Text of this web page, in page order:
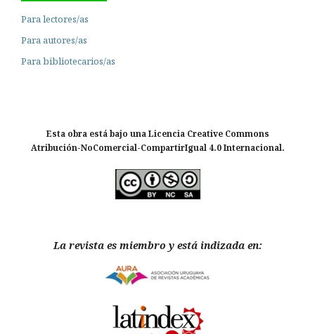
Para lectores/as
Para autores/as
Para bibliotecarios/as
Esta obra está bajo una Licencia Creative Commons
Atribución-NoComercial-CompartirIgual 4.0 Internacional.
La revista es miembro y está indizada en: